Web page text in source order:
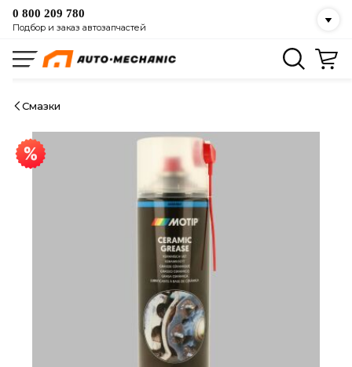
0 800 209 780
Подбор и заказ автозапчастей
Смазки